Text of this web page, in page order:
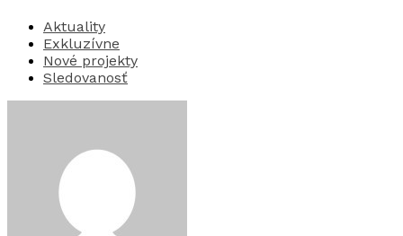
Aktuality
Exkluzívne
Nové projekty
Sledovanosť